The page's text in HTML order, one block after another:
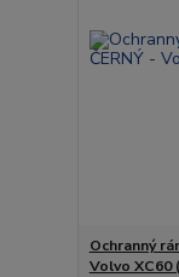
Ochranný
Volvo XC60